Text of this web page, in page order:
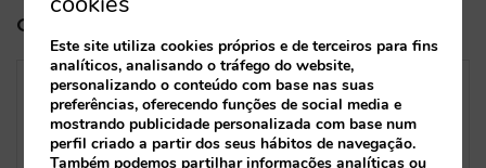
os cancelamentos (CPA líquido)
Este site utiliza cookies próprios e de terceiros para fins
analíticos, analisando o tráfego do website,
personalizando o conteúdo com base nas suas
preferências, oferecendo funções de social media e
mostrando publicidade personalizada com base num
perfil criado a partir dos seus hábitos de navegação.
Também podemos partilhar informações analíticas ou